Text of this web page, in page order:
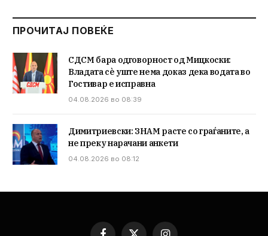
ПРОЧИТАЈ ПОВЕЌЕ
СДСМ бара одговорност од Мицкоски:
Владата сè уште нема доказ дека водата во
Гостивар е исправна
04.08.2026 во 08:39
Димитриевски: ЗНАМ расте со граѓаните, а
не преку нарачани анкети
04.08.2026 во 08:12